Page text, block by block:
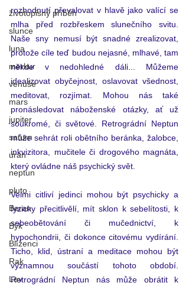
životopisný příběh
slunce
luna
merkur
venuše
mars
jupiter
saturn
uran
neptun
pluto
Beran
Býk
Blíženci
Rak
Lev
rozhodnutí převalovat v hlavě jako valící se
mlha před rozbřeskem slunečního svitu.
Naše sny nemusí být snadné zrealizovat,
protože cíle teď budou nejasné, mlhavé, tam
někde v nedohledné dáli... Můžeme
idealizovat obyčejnost, oslavovat všednost,
meditovat, rozjímat. Mohou nás také
pronásledovat náboženské otázky, ať už
soukromé, či světové. Retrográdní Neptun
může sehrát roli obětního beránka, žalobce,
inkvizitora, mučitele či drogového magnáta,
který ovládne náš psychický svět.
Velmi citliví jedinci mohou být psychicky a
fyzicky přecitlivělí, mít sklon k sebelítosti, k
sebeobětování či mučednictví, k
hypochondrii, či dokonce citovému vydírání.
Ticho, klid, ústraní a meditace mohou být
významnou součástí tohoto období.
Retrográdní Neptun nás může obrátit k